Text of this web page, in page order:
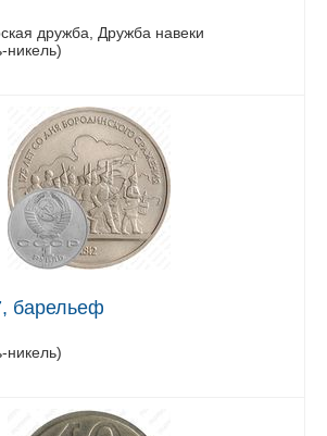
дружба, Дружба навеки
никель)
барельеф
никель)